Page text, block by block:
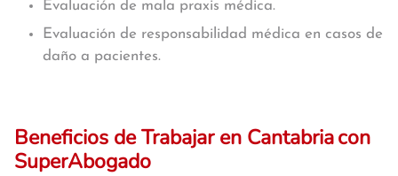
Evaluación de mala praxis médica.
Evaluación de responsabilidad médica en casos de
daño a pacientes.
Beneficios de Trabajar en Cantabriacon
SuperAbogado